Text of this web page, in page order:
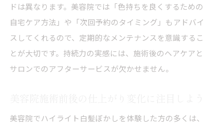
ドは異なります。美容院では「色持ちを良くするための
自宅ケア方法」や「次回予約のタイミング」もアドバイ
スしてくれるので、定期的なメンテナンスを意識するこ
とが大切です。持続力の実感には、施術後のヘアケアと
サロンでのアフターサービスが欠かせません。
美容院でハイライト白髪ぼかしを体験した方の多くは、